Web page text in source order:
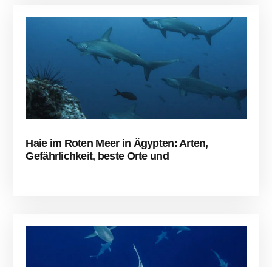
Haie im Roten Meer in Ägypten: Arten,
Gefährlichkeit, beste Orte und